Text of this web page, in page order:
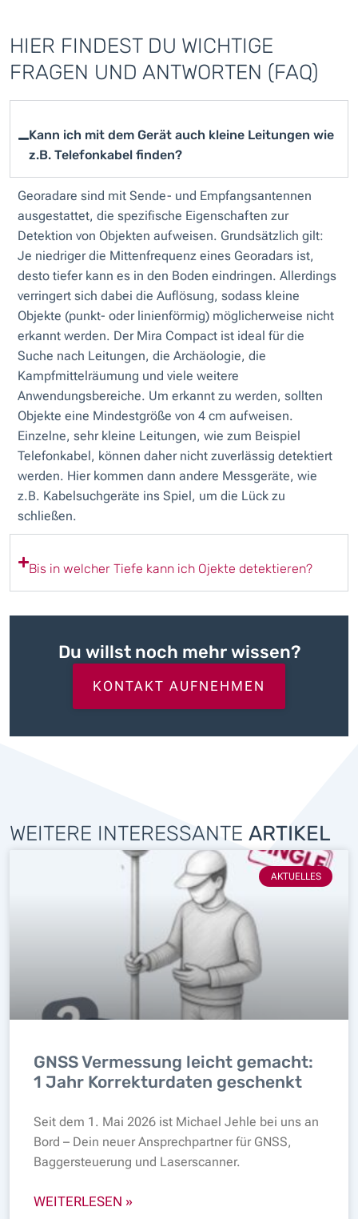
HIER FINDEST DU WICHTIGE
FRAGEN UND ANTWORTEN (FAQ)
Kann ich mit dem Gerät auch kleine Leitungen wie
z.B. Telefonkabel finden?
Georadare sind mit Sende- und Empfangsantennen
ausgestattet, die spezifische Eigenschaften zur
Detektion von Objekten aufweisen. Grundsätzlich gilt:
Je niedriger die Mittenfrequenz eines Georadars ist,
desto tiefer kann es in den Boden eindringen. Allerdings
verringert sich dabei die Auflösung, sodass kleine
Objekte (punkt- oder linienförmig) möglicherweise nicht
erkannt werden. Der Mira Compact ist ideal für die
Suche nach Leitungen, die Archäologie, die
Kampfmittelräumung und viele weitere
Anwendungsbereiche. Um erkannt zu werden, sollten
Objekte eine Mindestgröße von 4 cm aufweisen.
Einzelne, sehr kleine Leitungen, wie zum Beispiel
Telefonkabel, können daher nicht zuverlässig detektiert
werden. Hier kommen dann andere Messgeräte, wie
z.B. Kabelsuchgeräte ins Spiel, um die Lück zu
schließen.
Bis in welcher Tiefe kann ich Ojekte detektieren?
Du willst noch mehr wissen?
KONTAKT AUFNEHMEN
WEITERE INTERESSANTE ARTIKEL
AKTUELLES
GNSS Vermessung leicht gemacht:
1 Jahr Korrekturdaten geschenkt
Seit dem 1. Mai 2026 ist Michael Jehle bei uns an
Bord – Dein neuer Ansprechpartner für GNSS,
Baggersteuerung und Laserscanner.
WEITERLESEN »